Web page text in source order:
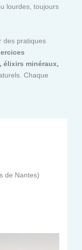
lourdes, toujours
des pratiques
élixirs minéraux,
Chaque
de Nantes)